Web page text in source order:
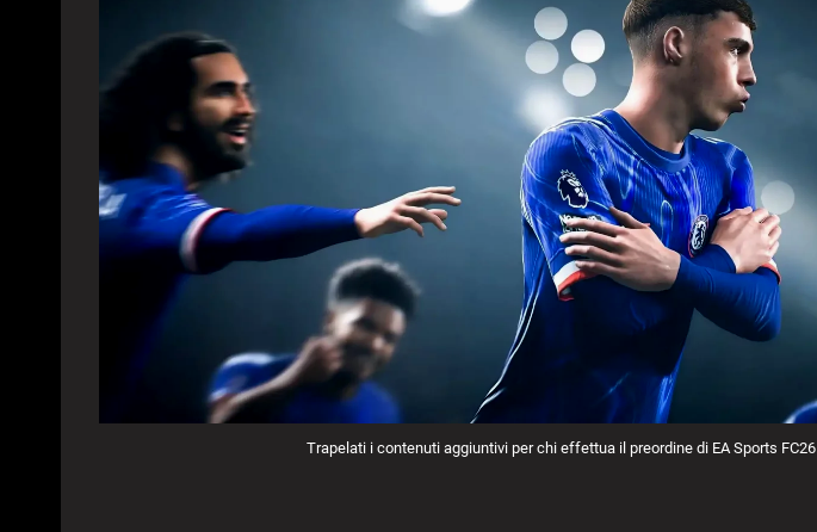
Trapelati i contenuti aggiuntivi per chi effettua il preordine di EA Sports FC26